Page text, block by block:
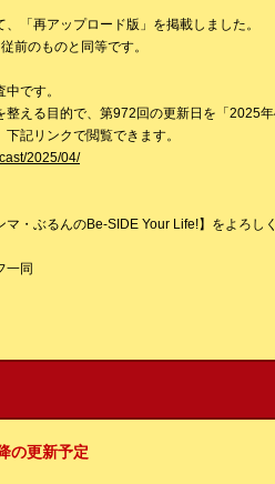
「再アップロード版」を掲載しました。
前のものと同等です。
です。
整える目的で、第972回の更新日を「2025
記リンクで閲覧できます。
2025/04/
・ぶるんのBe-SIDE Your Life!】をよろし
同
更新予定